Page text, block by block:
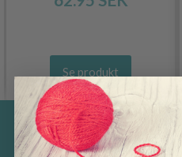
Se produkt
Spara